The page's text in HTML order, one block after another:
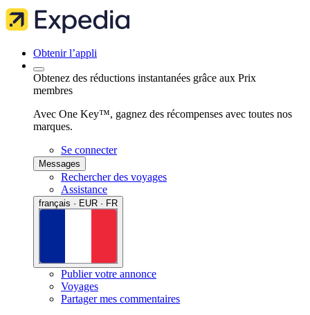
Obtenir l’appli
Obtenez des réductions instantanées grâce aux Prix
membres
Avec One Key™, gagnez des récompenses avec toutes nos
marques.
Se connecter
Messages
Rechercher des voyages
Assistance
français · EUR · FR
Publier votre annonce
Voyages
Partager mes commentaires